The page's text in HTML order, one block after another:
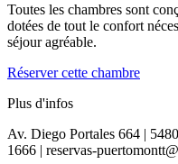
Toutes les chambres sont
dotées de tout le confort
séjour agréable.
Réserver cette chambre
Plus d'infos
Av. Diego Portales 664 |
1666 | reservas-